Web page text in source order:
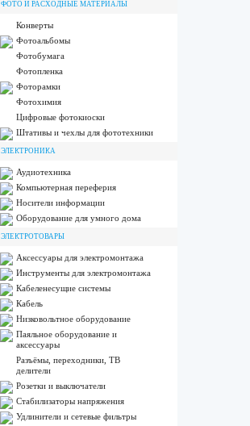
ФОТО И РАСХОДНЫЕ МАТЕРИАЛЫ
Конверты
Фотоальбомы
Фотобумага
Фотопленка
Фоторамки
Фотохимия
Цифровые фотокиоски
Штативы и чехлы для фототехники
ЭЛЕКТРОНИКА
Аудиотехника
Компьютерная переферия
Носители информации
Оборудование для умного дома
ЭЛЕКТРОТОВАРЫ
Аксессуары для электромонтажа
Инструменты для электромонтажа
Кабеленесущие системы
Кабель
Низковольтное оборудование
Паяльное оборудование и
аксессуары
Разъёмы, переходники, ТВ
делители
Розетки и выключатели
Стабилизаторы напряжения
Удлинители и сетевые фильтры